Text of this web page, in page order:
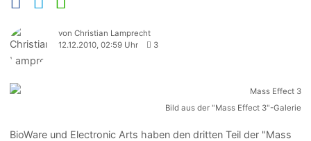
von Christian Lamprecht
12.12.2010, 02:59 Uhr
3
Bild aus der "Mass Effect 3"-Galerie
BioWare und Electronic Arts haben den dritten Teil der "Mass